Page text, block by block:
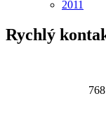
2011
Rychlý